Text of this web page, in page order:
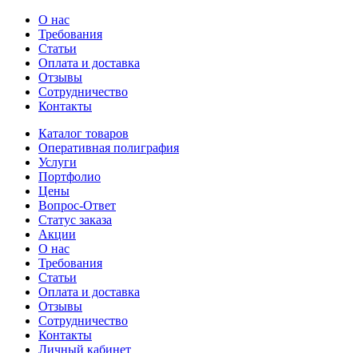
О нас
Требования
Статьи
Оплата и доставка
Отзывы
Сотрудничество
Контакты
Каталог товаров
Оперативная полиграфия
Услуги
Портфолио
Цены
Вопрос-Ответ
Статус заказа
Акции
О нас
Требования
Статьи
Оплата и доставка
Отзывы
Сотрудничество
Контакты
Личный кабинет